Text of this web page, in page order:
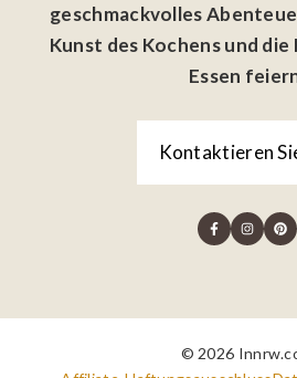
geschmackvolles
Kunst des Kochens und
Essen
Kontaktieren
© 2026